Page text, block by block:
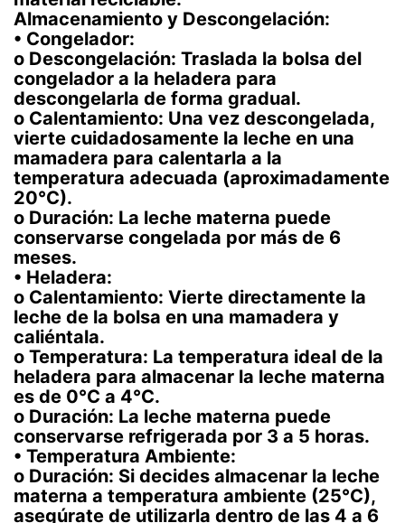
Almacenamiento y Descongelación:
• Congelador:
o Descongelación: Traslada la bolsa del
congelador a la heladera para
descongelarla de forma gradual.
o Calentamiento: Una vez descongelada,
vierte cuidadosamente la leche en una
mamadera para calentarla a la
temperatura adecuada (aproximadamente
20°C).
o Duración: La leche materna puede
conservarse congelada por más de 6
meses.
• Heladera:
o Calentamiento: Vierte directamente la
leche de la bolsa en una mamadera y
caliéntala.
o Temperatura: La temperatura ideal de la
heladera para almacenar la leche materna
es de 0°C a 4°C.
o Duración: La leche materna puede
conservarse refrigerada por 3 a 5 horas.
• Temperatura Ambiente:
o Duración: Si decides almacenar la leche
materna a temperatura ambiente (25°C),
asegúrate de utilizarla dentro de las 4 a 6